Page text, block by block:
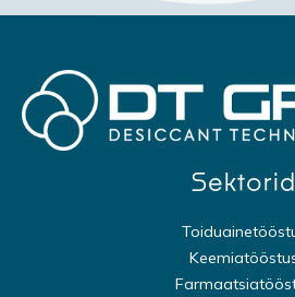
Sektorid